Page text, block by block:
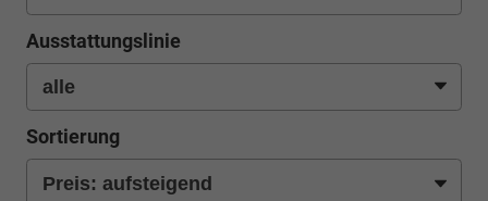
Ausstattungslinie
Sortierung